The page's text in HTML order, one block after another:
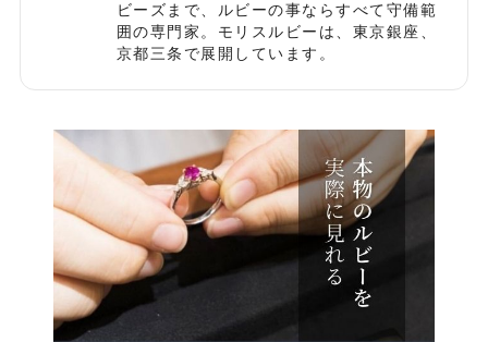
ビーズまで、ルビーの事ならすべて守備範
囲の専門家。モリスルビーは、東京銀座、
京都三条で展開しています。